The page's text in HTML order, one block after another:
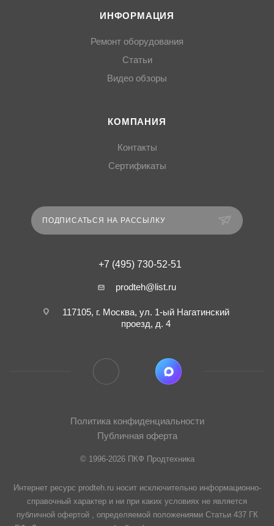
ИНФОРМАЦИЯ
Ремонт оборудования
Статьи
Видео обзоры
КОМПАНИЯ
Контакты
Сертификаты
ПОДПИСАТЬСЯ НА РАССЫЛКУ
+7 (495) 730-52-51
prodteh@list.ru
117105, г. Москва, ул. 1-ый Нагатинский
проезд, д. 4
Политика конфиденциальности
Публичная оферта
© 1996-2026 ПКФ Продтехника
Интернет ресурс prodteh.ru носит исключительно информационно-
справочный характер и ни при каких условиях не является
публичной офертой , определяемой положениями Статьи 437 ГК